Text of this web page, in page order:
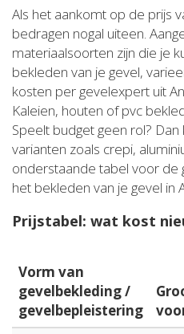
Als het aankomt op de prijs
bedragen nogal uiteen.
materiaalsoorten zijn die je
bekleden van je gevel,
kosten per gevelexpert uit
Kaleien, houten of pvc
Speelt budget geen rol?
varianten zoals crepi,
onderstaande tabel voor
het bekleden van je gevel in
Prijstabel: wat kost
Vorm van
gevelbekleding /
gevelbepleistering